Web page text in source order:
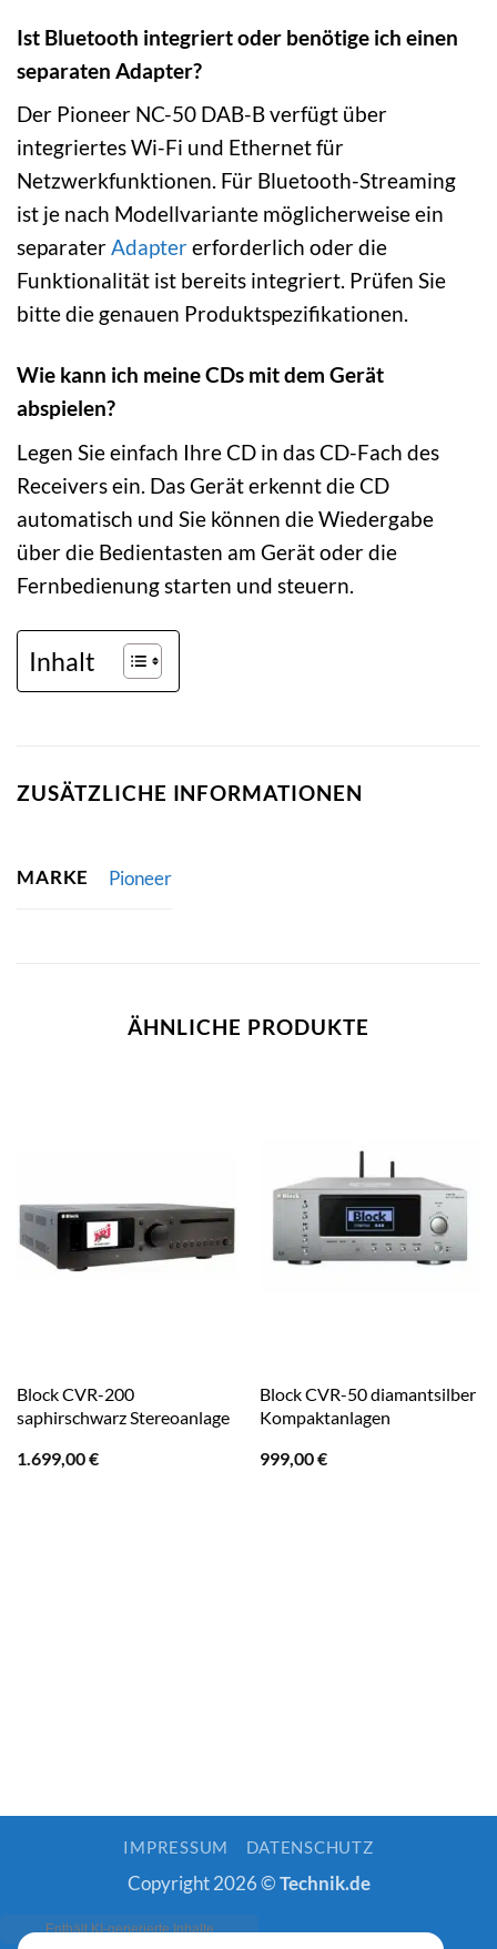
Ist Bluetooth integriert oder benötige ich einen
separaten Adapter?
Der Pioneer NC-50 DAB-B verfügt über
integriertes Wi-Fi und Ethernet für
Netzwerkfunktionen. Für Bluetooth-Streaming
ist je nach Modellvariante möglicherweise ein
separaterAdaptererforderlich oder die
Funktionalität ist bereits integriert. Prüfen Sie
bitte die genauen Produktspezifikationen.
Wie kann ich meine CDs mit dem Gerät
abspielen?
Legen Sie einfach Ihre CD in das CD-Fach des
Receivers ein. Das Gerät erkennt die CD
automatisch und Sie können die Wiedergabe
über die Bedientasten am Gerät oder die
Fernbedienung starten und steuern.
Inhalt
ZUSÄTZLICHE INFORMATIONEN
MARKE Pioneer
ÄHNLICHE PRODUKTE
Block CVR-200
saphirschwarz Stereoanlage
1.699,00€
Block CVR-50 diamantsilber
Kompaktanlagen
999,00€
IMPRESSUM DATENSCHUTZ
Copyright 2026 ©Technik.de